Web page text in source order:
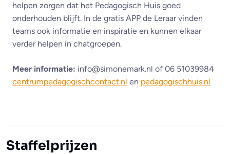
helpen zorgen dat het Pedagogisch Huis goed
onderhouden blijft. In de gratis APP de Leraar vinden
teams ook informatie en inspiratie en kunnen elkaar
verder helpen in chatgroepen.
Meer informatie: info@simonemark.nl of 06 51039984
centrumpedagogischcontact.nl en pedagogischhuis.nl
Staffelprijzen